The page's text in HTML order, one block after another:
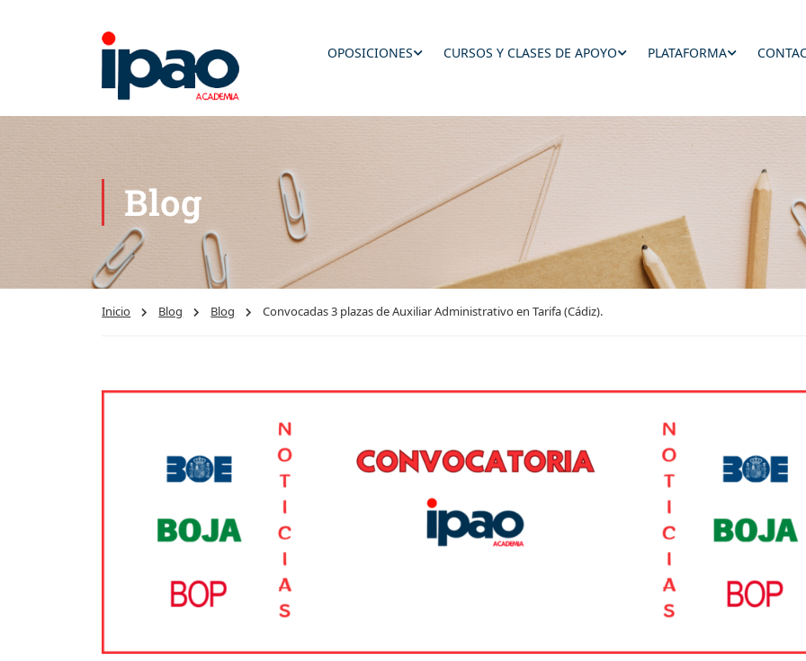
OPOSICIONES CURSOS Y CLASES DE APOYO PLATAFORMA
Blog
Inicio Blog Blog Convocadas 3 plazas de Auxiliar Administrativo en Tarifa (Cádiz).